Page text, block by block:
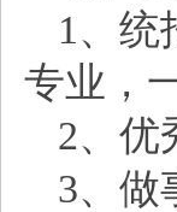
1、统
专业，
2、优
3、做